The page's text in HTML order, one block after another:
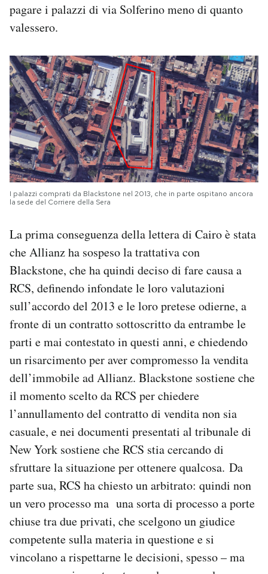
pagare i palazzi di via Solferino meno di quanto
valessero.
I palazzi comprati da Blackstone nel 2013, che in parte ospitano ancora
la sede del Corriere della Sera
La prima conseguenza della lettera di Cairo è stata
che Allianz ha sospeso la trattativa con
Blackstone, che ha quindi deciso di fare causa a
RCS, definendo infondate le loro valutazioni
sull’accordo del 2013 e le loro pretese odierne, a
fronte di un contratto sottoscritto da entrambe le
parti e mai contestato in questi anni, e chiedendo
un risarcimento per aver compromesso la vendita
dell’immobile ad Allianz. Blackstone sostiene che
il momento scelto da RCS per chiedere
l’annullamento del contratto di vendita non sia
casuale, e nei documenti presentati al tribunale di
New York sostiene che RCS stia cercando di
sfruttare la situazione per ottenere qualcosa. Da
parte sua, RCS ha chiesto un arbitrato: quindi non
un vero processo ma una sorta di processo a porte
chiuse tra due privati, che scelgono un giudice
competente sulla materia in questione e si
vincolano a rispettarne le decisioni, spesso – ma